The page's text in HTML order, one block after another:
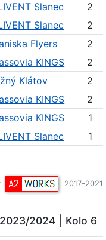
Slanec
2
Slanec
2
Flyers
2
KINGS
2
Klátov
2
KINGS
2
KINGS
1
Slanec
1
2017-2021
2024 | Kolo 6